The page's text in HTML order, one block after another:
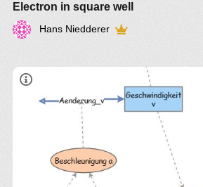
Electron in square well
Hans Niedderer